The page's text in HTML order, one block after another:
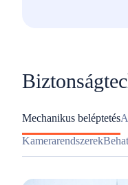
Mechanikus beléptetés
Kamerarendszerek